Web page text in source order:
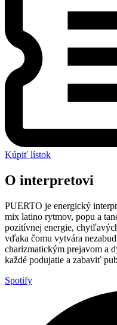
Kúpiť lístok
O interpretovi
PUERTO je energický
mix latino rytmov, popu a
pozitívnej energie,
vďaka čomu vytvára
charizmatickým prejavom a
každé podujatie a zabaviť
Spotify